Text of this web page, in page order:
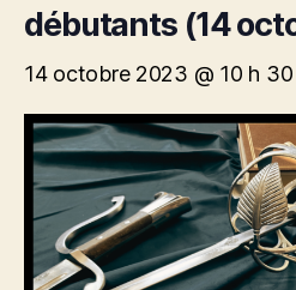
débutants (14
14 octobre 2023 @ 10 h 30